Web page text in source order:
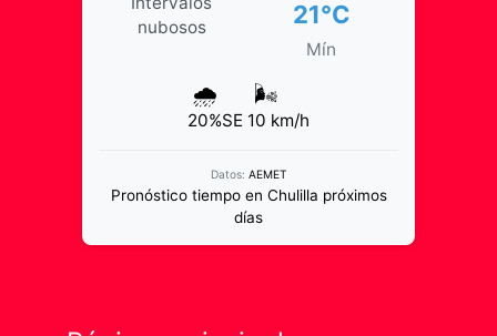
nubosos
21°C
Mín
🌧️
20%
🌬️
SE 10 km/h
Datos: AEMET
Pronóstico tiempo en Chulilla próximos
días